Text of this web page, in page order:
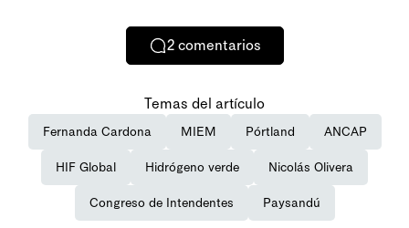
2 comentarios
Temas del artículo
Fernanda Cardona MIEM Pórtland ANCAP
HIF Global Hidrógeno verde Nicolás Olivera
Congreso de Intendentes Paysandú